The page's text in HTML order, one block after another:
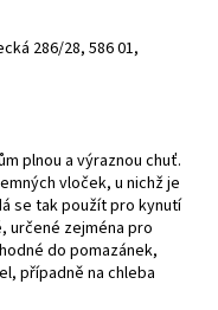
286/28, 586 01,
plnou a výraznou chuť.
vloček, u nichž je
se tak použít pro kynutí
určené zejména pro
do pomazánek,
případně na chleba